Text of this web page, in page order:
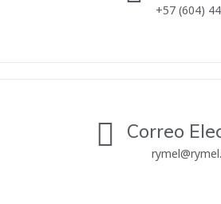
+57 (604)
Correo